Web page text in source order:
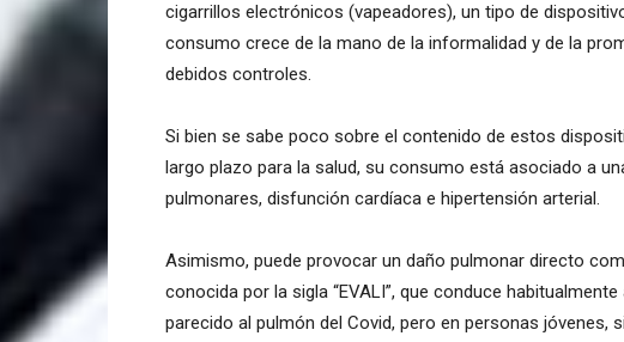
cigarrillos electrónicos (vapeadores), un tipo de
consumo crece de la mano de la informalidad y de la
debidos controles.
Si bien se sabe poco sobre el contenido de estos
largo plazo para la salud, su consumo está asociado a
pulmonares, disfunción cardíaca e hipertensión arterial.
Asimismo, puede provocar un daño pulmonar directo
conocida por la sigla “EVALI”, que conduce
parecido al pulmón del Covid, pero en personas jóvenes,